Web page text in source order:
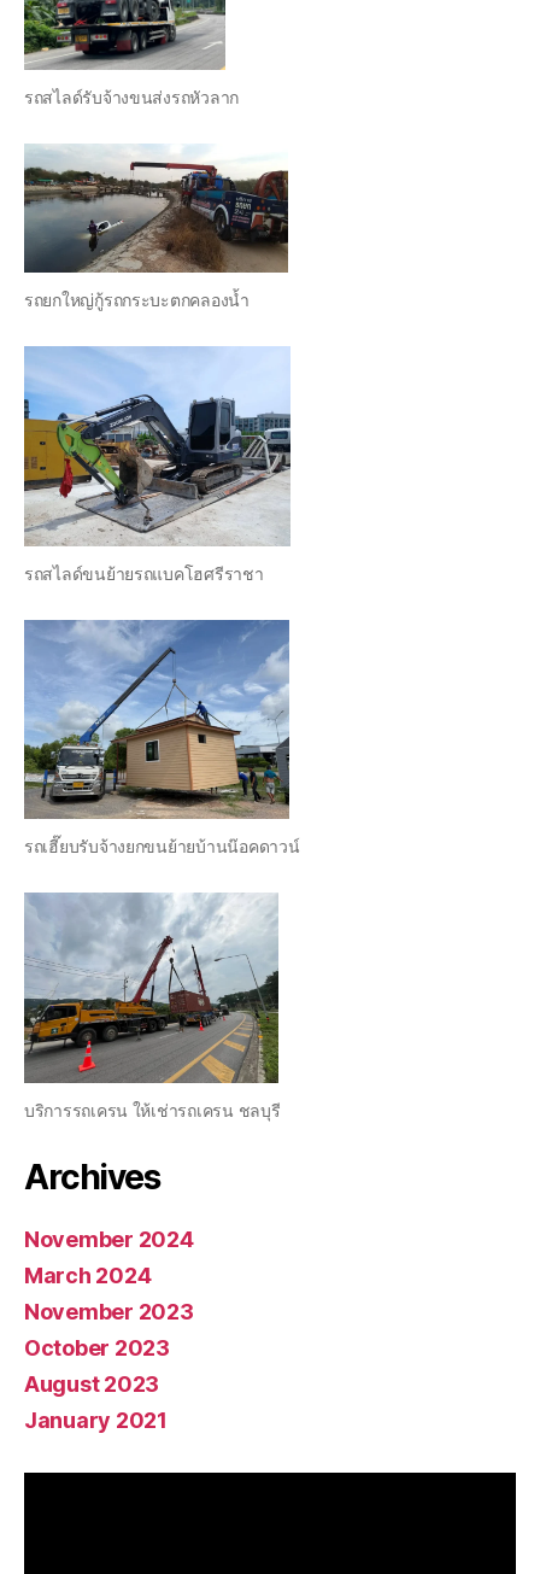
รถสไลด์รับจ้างขนส่งรถหัวลาก
รถยกใหญ่กู้รถกระบะตกคลองน้ำ
รถสไลด์ขนย้ายรถแบคโฮศรีราชา
รถเฮี๊ยบรับจ้างยกขนย้ายบ้านน๊อคดาวน์
บริการรถเครน ให้เช่ารถเครน ชลบุรี
Archives
November 2024
March 2024
November 2023
October 2023
August 2023
January 2021